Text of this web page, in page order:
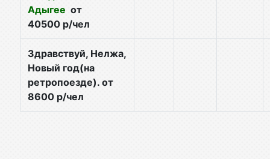
Адыгее от
40500 р/чел
Здравствуй, Нелжа,
Новый год(на
ретропоезде). от
8600 р/чел